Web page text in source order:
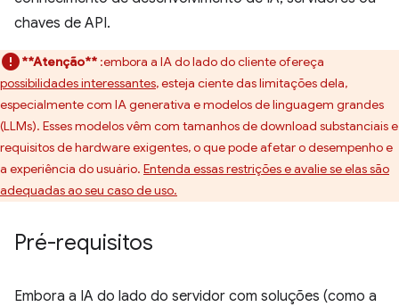
chaves de API.
**Atenção** :embora a IA do lado do cliente ofereça
possibilidades interessantes, esteja ciente das limitações dela,
especialmente com IA generativa e modelos de linguagem grandes
(LLMs). Esses modelos vêm com tamanhos de download substanciais e
requisitos de hardware exigentes, o que pode afetar o desempenho e
a experiência do usuário. Entenda essas restrições e avalie se elas são
adequadas ao seu caso de uso.
Pré-requisitos
Embora a IA do lado do servidor com soluções (como a